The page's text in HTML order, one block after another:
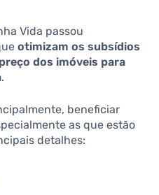
Vida passou
otimizam os subsídios
dos imóveis para
.
beneficiar
as que estão
detalhes: